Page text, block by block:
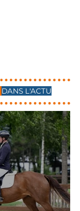
DANS L'ACTU